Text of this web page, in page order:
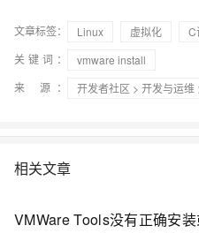
文章标签： Linux 虚拟化
C
关键词：
vmware install
来 源：
开发者社区 > 开发与运维
相关文章
VMWare Tools没有正确安